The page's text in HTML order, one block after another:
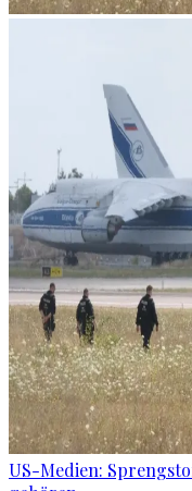
US-Medien: